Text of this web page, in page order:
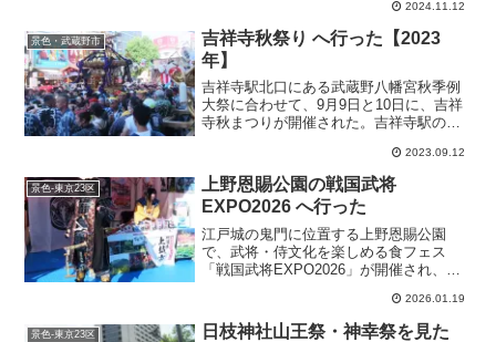
既存緑地の自然美がベースのみどり豊か
な会場
2024.11.12
景色・武蔵野市
吉祥寺秋祭り へ行った【2023
年】
吉祥寺駅北口にある武蔵野八幡宮秋季例
大祭に合わせて、9月9日と10日に、吉祥
寺秋まつりが開催された。吉祥寺駅の繁
2023.09.12
景色-東京23区
上野恩賜公園の戦国武将
EXPO2026 へ行った
江戸城の鬼門に位置する上野恩賜公園
で、武将・侍文化を楽しめる食フェス
「戦国武将EXPO2026」が開催され、
2026.01.19
景色-東京23区
日枝神社山王祭・神幸祭を見た